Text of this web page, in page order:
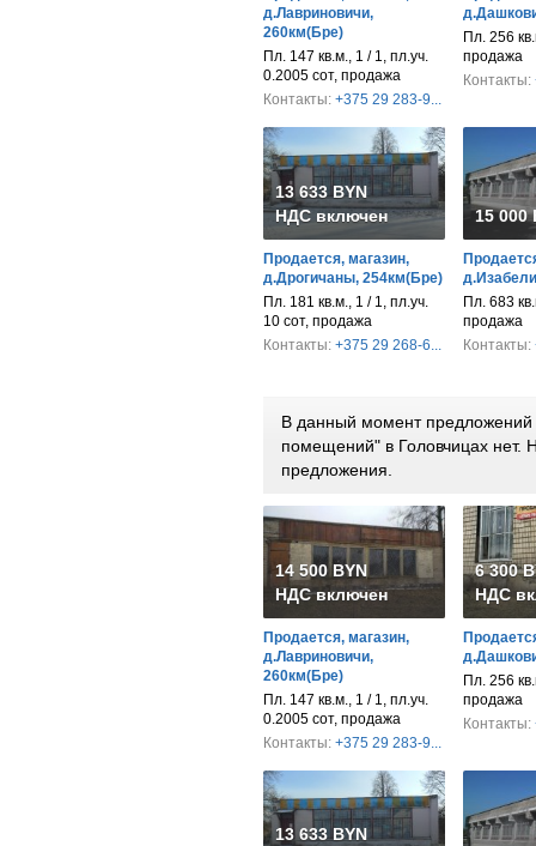
д.Лавриновичи,
260км(Бре)
Пл. 147 кв.м., 1 / 1, пл.уч.
0.2005 сот, продажа
Контакты: +375 29 283-9...
Пл. 256
продажа
Контакты:
13 633 BYN
НДС включен
Продается, магазин,
д.Дрогичаны, 254км(Бре)
Пл. 181 кв.м., 1 / 1, пл.уч.
10 сот, продажа
Контакты: +375 29 268-6...
15 000
Пл. 683
продажа
Контакты:
В данный момент предложений
помещений" в Головчицах нет.
предложения.
14 500 BYN
НДС включен
Продается, магазин,
д.Лавриновичи,
260км(Бре)
Пл. 147 кв.м., 1 / 1, пл.уч.
0.2005 сот, продажа
Контакты: +375 29 283-9...
6 300
НДС
Пл. 256
продажа
Контакты:
13 633 BYN